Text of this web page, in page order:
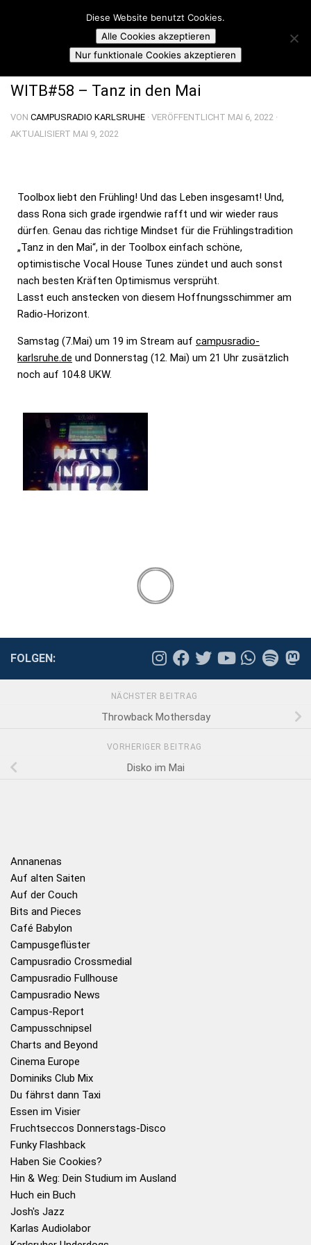
Skip to content
Campusradio Karlsruhe
TOOLBOX: WHAT'S INSIDE THE BOX
WITB#58 – Tanz in den Mai
VON CAMPUSRADIO KARLSRUHE · VERÖFFENTLICHT MAI 6, 2022 ·
AKTUALISIERT MAI 9, 2022
Toolbox liebt den Frühling! Und das Leben insgesamt! Und,
dass Rona sich grade irgendwie rafft und wir wieder raus
dürfen. Genau das richtige Mindset für die Frühlingstradition
„Tanz in den Mai“, in der Toolbox einfach schöne,
optimistische Vocal House Tunes zündet und auch sonst
nach besten Kräften Optimismus versprüht.
Lasst euch anstecken von diesem Hoffnungsschimmer am
Radio-Horizont.
Samstag (7.Mai) um 19 im Stream auf campusradio-
karlsruhe.de und Donnerstag (12. Mai) um 21 Uhr zusätzlich
noch auf 104.8 UKW.
FOLGEN:
NÄCHSTER BEITRAG
Throwback Mothersday
VORHERIGER BEITRAG
Disko im Mai
Annanenas
Auf alten Saiten
Auf der Couch
Bits and Pieces
Café Babylon
Campusgeflüster
Campusradio Crossmedial
Campusradio Fullhouse
Campusradio News
Campus-Report
Campusschnipsel
Charts and Beyond
Cinema Europe
Dominiks Club Mix
Du fährst dann Taxi
Essen im Visier
Fruchtseccos Donnerstags-Disco
Funky Flashback
Haben Sie Cookies?
Hin & Weg: Dein Studium im Ausland
Huch ein Buch
Josh's Jazz
Karlas Audiolabor
Diese Website benutzt Cookies.
Alle Cookies akzeptieren
Nur funktionale Cookies akzeptieren